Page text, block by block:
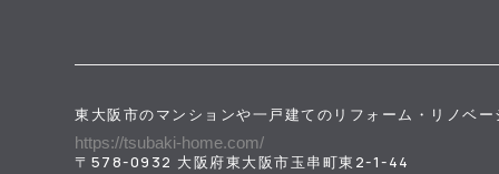
東大阪市のマンションや一戸建てのリフォーム・リノベ
https://tsubaki-home.com/
〒578-0932 大阪府東大阪市玉串町東2-1-44